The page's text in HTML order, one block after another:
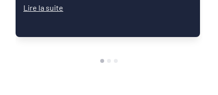
climatiques, environnementaux et
dans un monde qui change vite ? Comment mieux
Comment construire un projet de structure qui
Lire la suite